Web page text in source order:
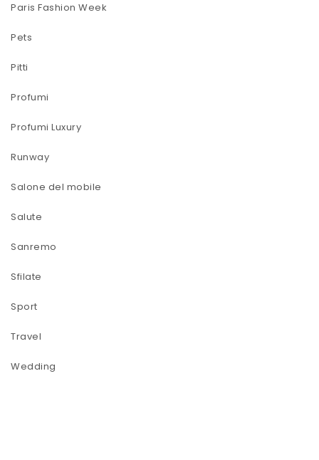
Paris Fashion Week
Pets
Pitti
Profumi
Profumi Luxury
Runway
Salone del mobile
Salute
Sanremo
Sfilate
Sport
Travel
Wedding